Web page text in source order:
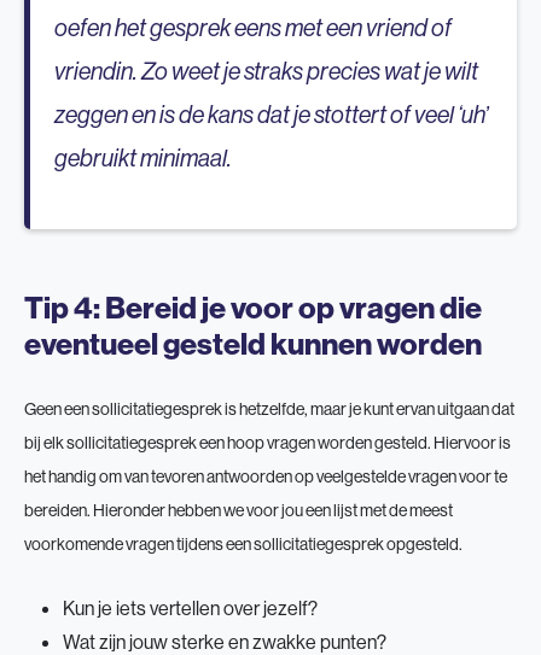
oefen het gesprek eens met een vriend of
vriendin. Zo weet je straks precies wat je wilt
zeggen en is de kans dat je stottert of veel ‘uh’
gebruikt minimaal.
Tip 4: Bereid je voor op vragen die
eventueel gesteld kunnen worden
Geen een sollicitatiegesprek is hetzelfde, maar je kunt ervan uitgaan dat
bij elk sollicitatiegesprek een hoop vragen worden gesteld. Hiervoor is
het handig om van tevoren antwoorden op veelgestelde vragen voor te
bereiden. Hieronder hebben we voor jou een lijst met de meest
voorkomende vragen tijdens een sollicitatiegesprek opgesteld.
Kun je iets vertellen over jezelf?
Wat zijn jouw sterke en zwakke punten?